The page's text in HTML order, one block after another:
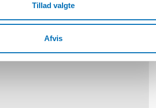
Tillad valgte
Afvis